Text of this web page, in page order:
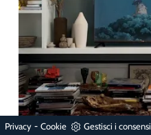
Privacy - Cookie Gestisci i consensi